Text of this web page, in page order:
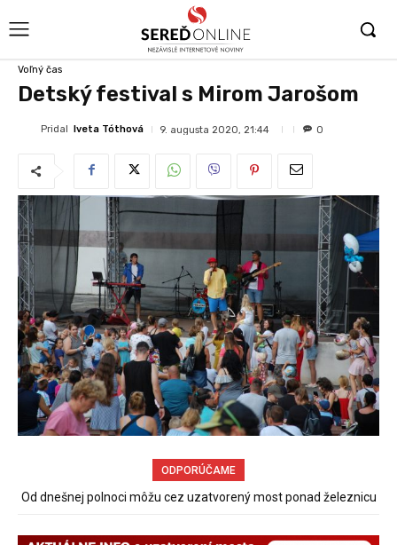
Voľný čas
Detský festival s Mirom Jarošom
Pridal Iveta Tóthová 9. augusta 2020, 21:44 0
ODPORÚČAME
Informačný web o uzatvorenom moste v Seredi